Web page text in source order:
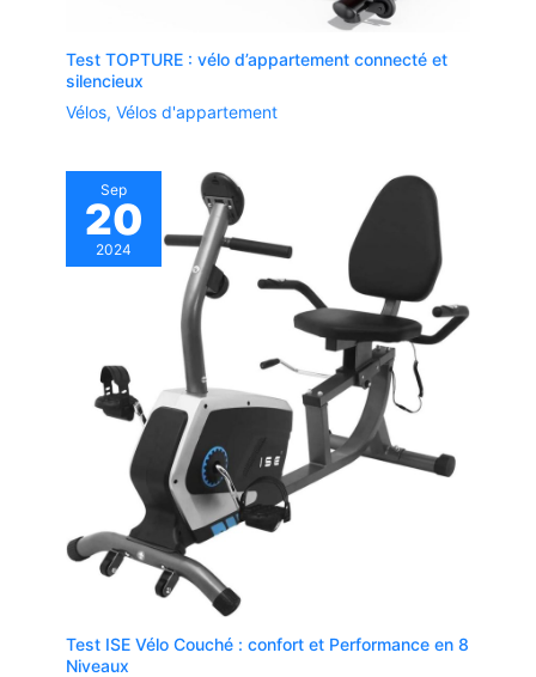
Test TOPTURE : vélo d’appartement connecté et
silencieux
Vélos, Vélos d'appartement
Sep
20
2024
Test ISE Vélo Couché : confort et Performance en 8
Niveaux